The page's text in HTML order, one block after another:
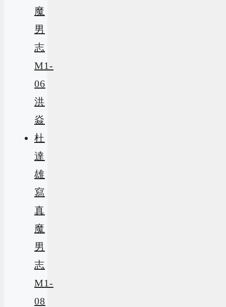
魔
男
志
M1-
06
洪
焱
杜
達
雄
寫
真
魔
男
志
M1-
08